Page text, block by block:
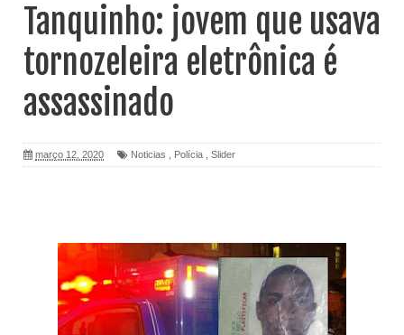
Tanquinho: jovem que usava
tornozeleira eletrônica é
assassinado
março 12, 2020 Noticias Polícia Slider